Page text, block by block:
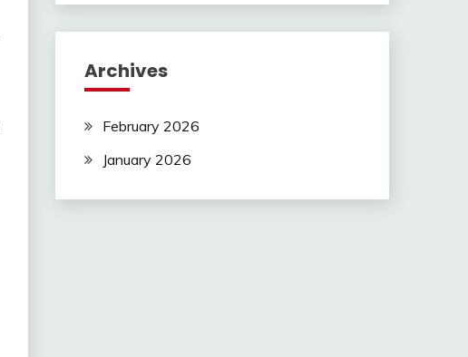
Archives
February 2026
January 2026